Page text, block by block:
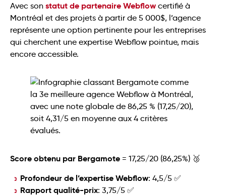
Avec son statut de partenaire Webflow certifié à
Montréal et des projets à partir de 5 000$, l’agence
représente une option pertinente pour les entreprises
qui cherchent une expertise Webflow pointue, mais
encore accessible.
Score obtenu par Bergamote = 17,25/20 (86,25%) 🥉
Profondeur de l’expertise Webflow: 4,5/5 ✅
Rapport qualité-prix: 3,75/5 ✅